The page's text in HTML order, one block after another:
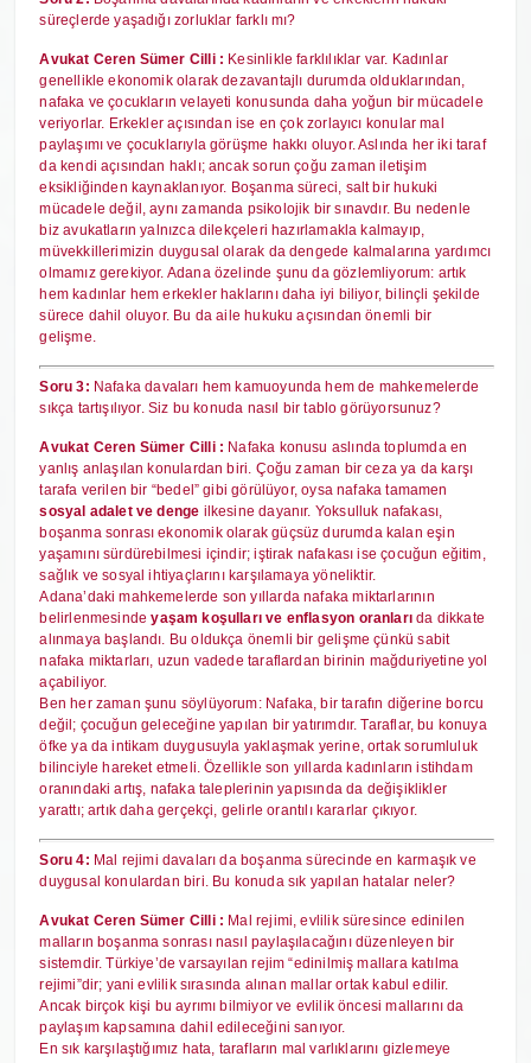
süreçlerde yaşadığı zorluklar farklı mı?
Avukat Ceren Sümer Cilli : Kesinlikle farklılıklar var. Kadınlar
genellikle ekonomik olarak dezavantajlı durumda olduklarından,
nafaka ve çocukların velayeti konusunda daha yoğun bir mücadele
veriyorlar. Erkekler açısından ise en çok zorlayıcı konular mal
paylaşımı ve çocuklarıyla görüşme hakkı oluyor. Aslında her iki taraf
da kendi açısından haklı; ancak sorun çoğu zaman iletişim
eksikliğinden kaynaklanıyor. Boşanma süreci, salt bir hukuki
mücadele değil, aynı zamanda psikolojik bir sınavdır. Bu nedenle
biz avukatların yalnızca dilekçeleri hazırlamakla kalmayıp,
müvekkillerimizin duygusal olarak da dengede kalmalarına yardımcı
olmamız gerekiyor. Adana özelinde şunu da gözlemliyorum: artık
hem kadınlar hem erkekler haklarını daha iyi biliyor, bilinçli şekilde
sürece dahil oluyor. Bu da aile hukuku açısından önemli bir
gelişme.
Soru 3: Nafaka davaları hem kamuoyunda hem de mahkemelerde
sıkça tartışılıyor. Siz bu konuda nasıl bir tablo görüyorsunuz?
Avukat Ceren Sümer Cilli : Nafaka konusu aslında toplumda en
yanlış anlaşılan konulardan biri. Çoğu zaman bir ceza ya da karşı
tarafa verilen bir “bedel” gibi görülüyor, oysa nafaka tamamen
sosyal adalet ve denge ilkesine dayanır. Yoksulluk nafakası,
boşanma sonrası ekonomik olarak güçsüz durumda kalan eşin
yaşamını sürdürebilmesi içindir; iştirak nafakası ise çocuğun eğitim,
sağlık ve sosyal ihtiyaçlarını karşılamaya yöneliktir.
Adana’daki mahkemelerde son yıllarda nafaka miktarlarının
belirlenmesindeyaşam koşulları ve enflasyon oranları da dikkate
alınmaya başlandı. Bu oldukça önemli bir gelişme çünkü sabit
nafaka miktarları, uzun vadede taraflardan birinin mağduriyetine yol
açabiliyor.
Ben her zaman şunu söylüyorum: Nafaka, bir tarafın diğerine borcu
değil; çocuğun geleceğine yapılan bir yatırımdır. Taraflar, bu konuya
öfke ya da intikam duygusuyla yaklaşmak yerine, ortak sorumluluk
bilinciyle hareket etmeli. Özellikle son yıllarda kadınların istihdam
oranındaki artış, nafaka taleplerinin yapısında da değişiklikler
yarattı; artık daha gerçekçi, gelirle orantılı kararlar çıkıyor.
Soru 4: Mal rejimi davaları da boşanma sürecinde en karmaşık ve
duygusal konulardan biri. Bu konuda sık yapılan hatalar neler?
Avukat Ceren Sümer Cilli : Mal rejimi, evlilik süresince edinilen
malların boşanma sonrası nasıl paylaşılacağını düzenleyen bir
sistemdir. Türkiye’de varsayılan rejim “edinilmiş mallara katılma
rejimi”dir; yani evlilik sırasında alınan mallar ortak kabul edilir.
Ancak birçok kişi bu ayrımı bilmiyor ve evlilik öncesi mallarını da
paylaşım kapsamına dahil edileceğini sanıyor.
En sık karşılaştığımız hata, tarafların mal varlıklarını gizlemeye